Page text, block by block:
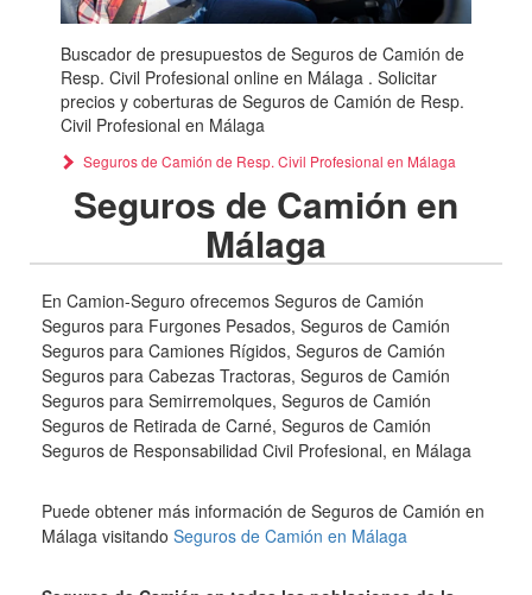
Buscador de presupuestos de Seguros de Camión de
Resp. Civil Profesional online en Málaga . Solicitar
precios y coberturas de Seguros de Camión de Resp.
Civil Profesional en Málaga
Seguros de Camión de Resp. Civil Profesional en Málaga
Seguros de Camión en
Málaga
En Camion-Seguro ofrecemos Seguros de Camión
Seguros para Furgones Pesados, Seguros de Camión
Seguros para Camiones Rígidos, Seguros de Camión
Seguros para Cabezas Tractoras, Seguros de Camión
Seguros para Semirremolques, Seguros de Camión
Seguros de Retirada de Carné, Seguros de Camión
Seguros de Responsabilidad Civil Profesional, en Málaga
Puede obtener más información de Seguros de Camión en
Málaga visitando Seguros de Camión en Málaga